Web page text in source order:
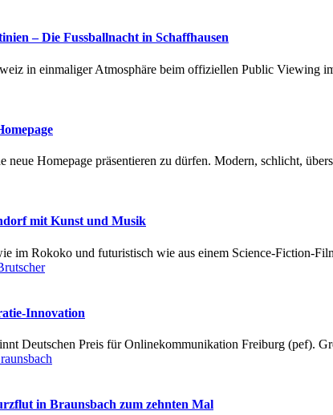
– Die Fussballnacht in Schaffhausen
in einmaliger Atmosphäre beim offiziellen Public Viewing
neue Homepage präsentieren zu dürfen. Modern, schlicht,
mit Kunst und Musik
im Rokoko und futuristisch wie aus einem Science-Fiction-
Innovation
Deutschen Preis für Onlinekommunikation Freiburg (pef).
in Braunsbach zum zehnten Mal